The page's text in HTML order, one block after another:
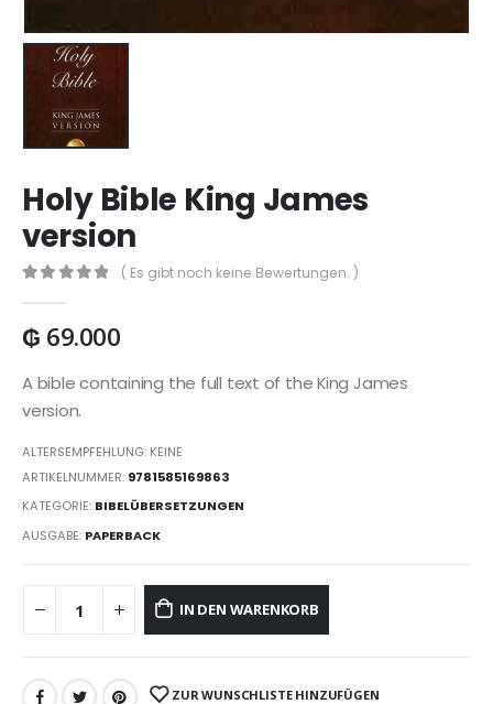
Holy Bible King James
version
( Es gibt noch keine Bewertungen. )
₲ 69.000
A bible containing the full text of the King James
version.
ALTERSEMPFEHLUNG: KEINE
ARTIKELNUMMER: 9781585169863
KATEGORIE: BIBELÜBERSETZUNGEN
AUSGABE: PAPERBACK
IN DEN WARENKORB
ZUR WUNSCHLISTE HINZUFÜGEN